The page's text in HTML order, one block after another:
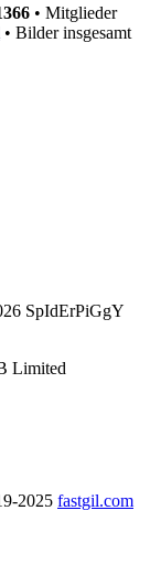
• Mitglieder
• Bilder insgesamt
SpIdErPiGgY
Limited
2025 fastgil.com